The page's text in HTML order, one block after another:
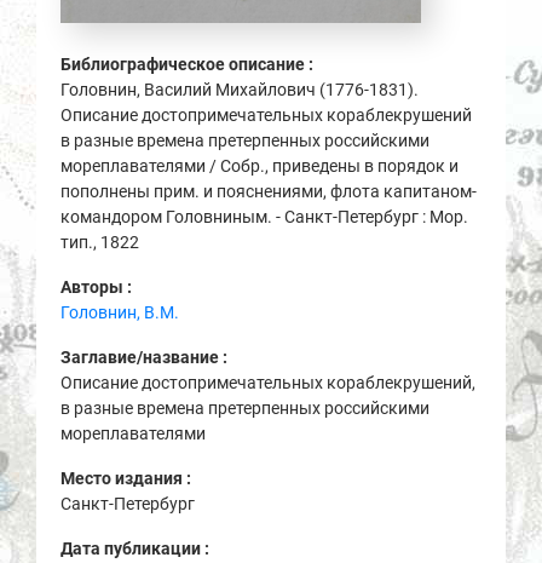
Библиографическое описание :
Головнин, Василий Михайлович (1776-1831).
Описание достопримечательных кораблекрушений
в разные времена претерпенных российскими
мореплавателями / Собр., приведены в порядок и
пополнены прим. и пояснениями, флота капитаном-
командором Головниным. - Санкт-Петербург : Мор.
тип., 1822
Авторы :
Головнин, В.М.
Заглавие/название :
Описание достопримечательных кораблекрушений,
в разные времена претерпенных российскими
мореплавателями
Место издания :
Санкт-Петербург
Дата публикации :